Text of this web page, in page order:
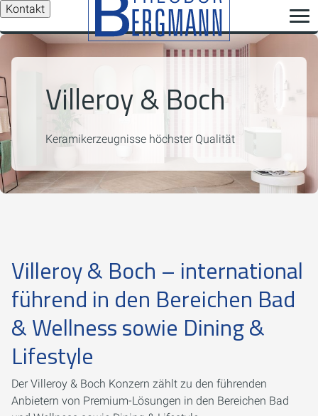
Kontakt
Villeroy & Boch
Keramikerzeugnisse höchster Qualität
Villeroy & Boch – international
führend in den Bereichen Bad
& Wellness sowie Dining &
Lifestyle
Der Villeroy & Boch Konzern zählt zu den führenden
Anbietern von Premium-Lösungen in den Bereichen Bad